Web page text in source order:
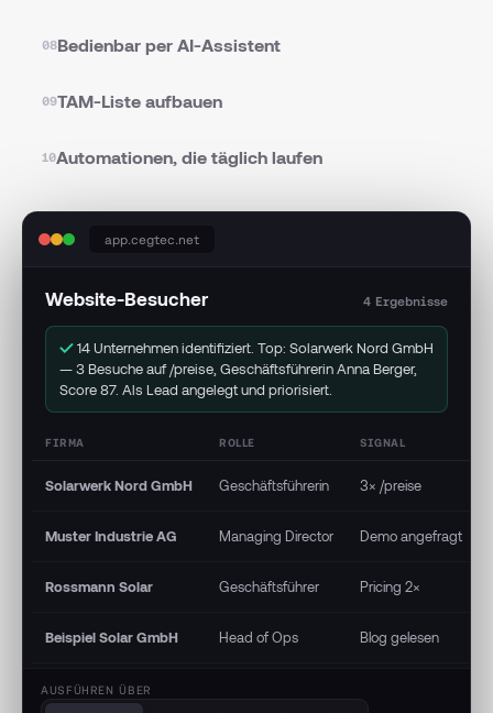
08Bedienbar per AI-Assistent
09TAM-Liste aufbauen
10Automationen, die täglich laufen
app.cegtec.net
Website-Besucher 4 Ergebnisse
14 Unternehmen identifiziert. Top: Solarwerk Nord GmbH
— 3 Besuche auf /preise, Geschäftsführerin Anna Berger,
Score 87. Als Lead angelegt und priorisiert.
FIRMA ROLLE SIGNAL
Solarwerk Nord GmbH Geschäftsführerin 3× /preise
Muster Industrie AG Managing Director Demo angefragt
Rossmann Solar Geschäftsführer Pricing 2×
Beispiel Solar GmbH Head of Ops Blog gelesen
AUSFÜHREN ÜBER